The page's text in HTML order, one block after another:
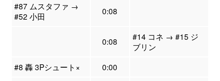
#87 ムスタファ →
#52 小田
0:08
0:08
#14 コネ → #15 ジ
ブリン
#8 轟 3Pシュート×
0:00